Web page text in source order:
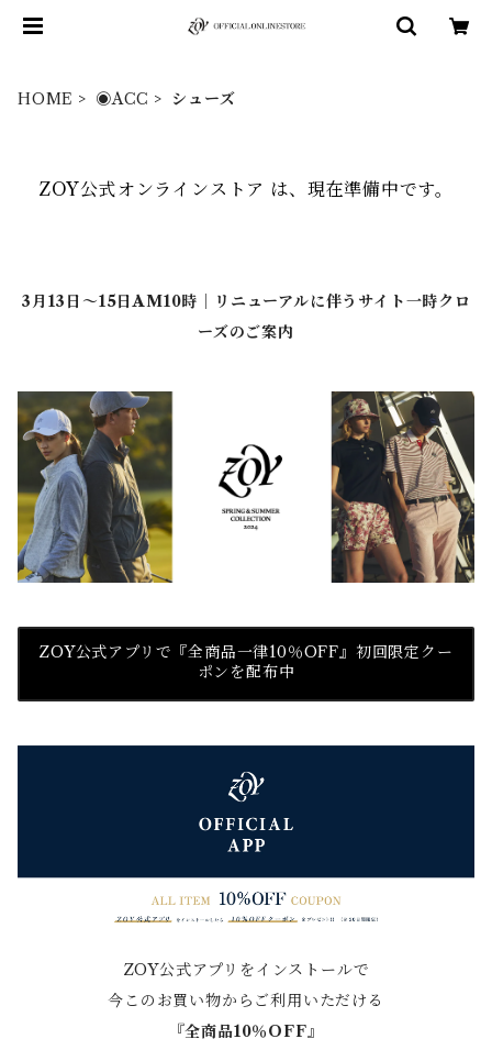
HOME ◉ACC シューズ
ZOY公式オンラインストア は、現在準備中です。
3月13日～15日AM10時｜リニューアルに伴うサイト一時クロ
ーズのご案内
ZOY公式アプリで『全商品一律10％OFF』初回限定クー
ポンを配布中
ZOY公式アプリをインストールで
今このお買い物からご利用いただける
『全商品10％OFF』